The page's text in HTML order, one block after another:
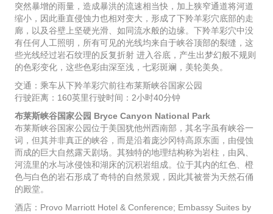
突然暴增的雨量，造成暴洪的流速相当快，加上狭窄通道将河道
缩小，因此垂直侵蚀力也相对变大，形成了下羚羊彩穴底部的走
廊，以及谷壁上坚硬光滑、如同流水般的边缘。下羚羊彩穴中没
有任何人工照明，所有可见的光线均来自于峡谷顶部的裂缝，这
些光线经过岩石纹理的反复折射 进入谷底，产生出梦幻般不规则
的色彩变化，这些色彩由深至浅，七彩斑斓，美轮美奂。
交通：乘车从下羚羊彩穴前往布莱斯峡谷国家公园
行驶距离：160英里行驶时间：2小时40分钟
布莱斯峡谷国家公园 Bryce Canyon National Park
布莱斯峡谷国家公园位于美国犹他州西南部，其名字虽有峡谷一
词，但其并非真正的峡谷，而是沿着庞沙冈特高原东面，由侵蚀
而成的巨大自然露天剧场。其独特的地理结构称为岩柱，由风、
河流里的水与冰侵蚀和湖床的沉积岩组成。位于其内的红色、橙
色与白色的岩石形成了奇特的自然景观，因此其被誉为天然石俑
的殿堂。
酒店：Provo Marriott Hotel & Conference; Embassy Suites by